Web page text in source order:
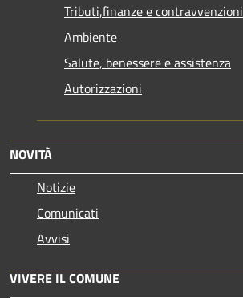
Tributi,finanze e contravvenzioni
Ambiente
Salute, benessere e assistenza
Autorizzazioni
NOVITÀ
Notizie
Comunicati
Avvisi
VIVERE IL COMUNE